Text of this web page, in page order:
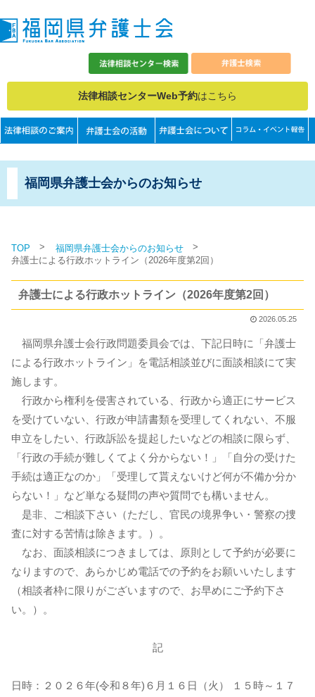
法律相談センターWeb予約はこちら
福岡県弁護士会からのお知らせ
TOP > 福岡県弁護士会からのお知らせ >
弁護士による行政ホットライン（2026年度第2回）
弁護士による行政ホットライン（2026年度第2回）
2026.05.25
福岡県弁護士会行政問題委員会では、下記日時に「弁護士
による行政ホットライン」を電話相談並びに面談相談にて実
施します。
行政から権利を侵害されている、行政から適正にサービス
を受けていない、行政が申請書類を受理してくれない、不服
申立をしたい、行政訴訟を提起したいなどの相談に限らず、
「行政の手続が難しくてよく分からない！」「自分の受けた
手続は適正なのか」「受理して貰えないけど何が不備か分か
らない！」など単なる疑問の声や質問でも構いません。
是非、ご相談下さい（ただし、官民の境界争い・警察の捜
査に対する苦情は除きます。）。
なお、面談相談につきましては、原則として予約が必要に
なりますので、あらかじめ電話での予約をお願いいたします
（相談者枠に限りがございますので、お早めにご予約下さ
い。）。
記
日時：２０２６年(令和８年)６月１６日（火） １５時～１７